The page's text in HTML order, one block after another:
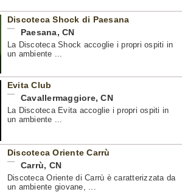
Discoteca Shock di Paesana
Paesana,CN
La Discoteca Shock accoglie i propri ospiti in
un ambiente ...
Evita Club
Cavallermaggiore,CN
La Discoteca Evita accoglie i propri ospiti in
un ambiente ...
Discoteca Oriente Carrù
Carrù, CN
Discoteca Oriente di Carrù è caratterizzata da
un ambiente giovane, ...